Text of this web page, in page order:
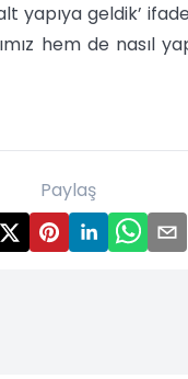
yapıya geldik’
hem de nasıl
Paylaş